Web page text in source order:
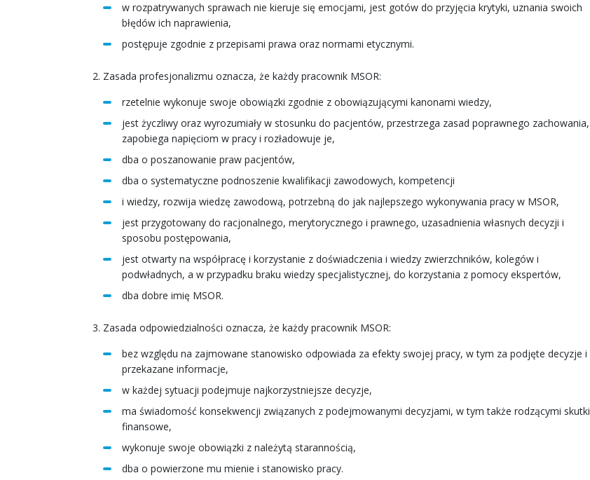
w rozpatrywanych sprawach nie kieruje się emocjami, jest gotów do przyjęcia krytyki, uznania swoich
błędów ich naprawienia,
postępuje zgodnie z przepisami prawa oraz normami etycznymi.
Zasada profesjonalizmu oznacza, że każdy pracownik MSOR:
rzetelnie wykonuje swoje obowiązki zgodnie z obowiązującymi kanonami wiedzy,
jest życzliwy oraz wyrozumiały w stosunku do pacjentów, przestrzega zasad poprawnego zachowania,
zapobiega napięciom w pracy i rozładowuje je,
dba o poszanowanie praw pacjentów,
dba o systematyczne podnoszenie kwalifikacji zawodowych, kompetencji
i wiedzy, rozwija wiedzę zawodową, potrzebną do jak najlepszego wykonywania pracy w MSOR,
jest przygotowany do racjonalnego, merytorycznego i prawnego, uzasadnienia własnych decyzji i
sposobu postępowania,
jest otwarty na współpracę i korzystanie z doświadczenia i wiedzy zwierzchników, kolegów i
podwładnych, a w przypadku braku wiedzy specjalistycznej, do korzystania z pomocy ekspertów,
dba dobre imię MSOR.
Zasada odpowiedzialności oznacza, że każdy pracownik MSOR:
bez względu na zajmowane stanowisko odpowiada za efekty swojej pracy, w tym za podjęte decyzje i
przekazane informacje,
w każdej sytuacji podejmuje najkorzystniejsze decyzje,
ma świadomość konsekwencji związanych z podejmowanymi decyzjami, w tym także rodzącymi skutki
finansowe,
wykonuje swoje obowiązki z należytą starannością,
dba o powierzone mu mienie i stanowisko pracy.